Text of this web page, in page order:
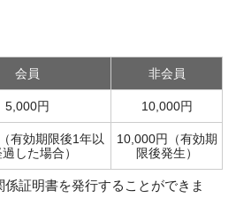
会員 非会員
5,000円 10,000円
有効期限後1年以
した場合）
10,000円（有効期
限後発生）
証明書を発行することができま